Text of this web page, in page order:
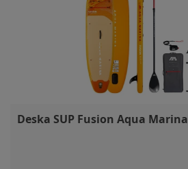
Deska SUP Fusion Aqua Marina